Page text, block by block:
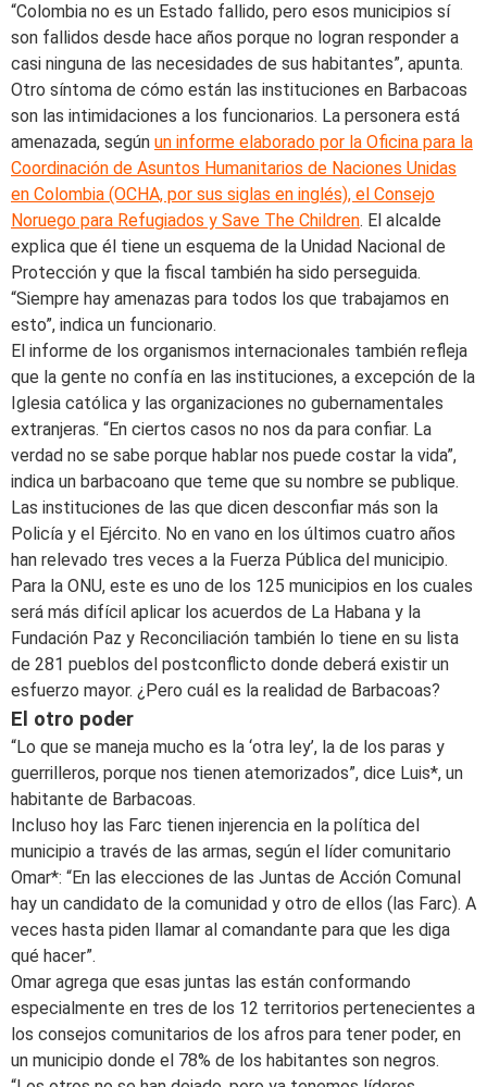
“Colombia no es un Estado fallido, pero esos municipios sí
son fallidos desde hace años porque no logran responder a
casi ninguna de las necesidades de sus habitantes”, apunta.
Otro síntoma de cómo están las instituciones en Barbacoas
son las intimidaciones a los funcionarios. La personera está
amenazada, según un informe elaborado por la Oficina para la
Coordinación de Asuntos Humanitarios de Naciones Unidas
en Colombia (OCHA, por sus siglas en inglés), el Consejo
Noruego para Refugiados y Save The Children. El alcalde
explica que él tiene un esquema de la Unidad Nacional de
Protección y que la fiscal también ha sido perseguida.
“Siempre hay amenazas para todos los que trabajamos en
esto”, indica un funcionario.
El informe de los organismos internacionales también refleja
que la gente no confía en las instituciones, a excepción de la
Iglesia católica y las organizaciones no gubernamentales
extranjeras. “En ciertos casos no nos da para confiar. La
verdad no se sabe porque hablar nos puede costar la vida”,
indica un barbacoano que teme que su nombre se publique.
Las instituciones de las que dicen desconfiar más son la
Policía y el Ejército. No en vano en los últimos cuatro años
han relevado tres veces a la Fuerza Pública del municipio.
Para la ONU, este es uno de los 125 municipios en los cuales
será más difícil aplicar los acuerdos de La Habana y la
Fundación Paz y Reconciliación también lo tiene en su lista
de 281 pueblos del postconflicto donde deberá existir un
esfuerzo mayor. ¿Pero cuál es la realidad de Barbacoas?
El otro poder
“Lo que se maneja mucho es la ‘otra ley’, la de los paras y
guerrilleros, porque nos tienen atemorizados”, dice Luis*, un
habitante de Barbacoas.
Incluso hoy las Farc tienen injerencia en la política del
municipio a través de las armas, según el líder comunitario
Omar*: “En las elecciones de las Juntas de Acción Comunal
hay un candidato de la comunidad y otro de ellos (las Farc). A
veces hasta piden llamar al comandante para que les diga
qué hacer”.
Omar agrega que esas juntas las están conformando
especialmente en tres de los 12 territorios pertenecientes a
los consejos comunitarios de los afros para tener poder, en
un municipio donde el 78% de los habitantes son negros.